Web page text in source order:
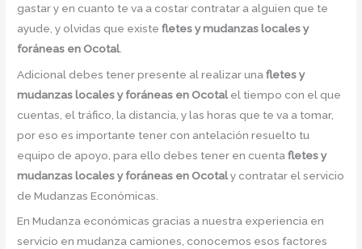
gastar y en cuanto te va a costar contratar a alguien que te
ayude, y olvidas que existefletes y mudanzas locales y
foráneas en Ocotal
Adicional debes tener presente al realizar unafletes y
mudanzas locales y foráneas en Ocotal el tiempo con el que
cuentas, el tráfico, la distancia, y las horas que te va a tomar,
por eso es importante tener con antelación resuelto tu
equipo de apoyo, para ello debes tener en cuentafletes y
mudanzas locales y foráneas en Ocotaly contratar el servicio
de Mudanzas Económicas.
En Mudanza económicas gracias a nuestra experiencia en
servicio en mudanza camiones, conocemos esos factores